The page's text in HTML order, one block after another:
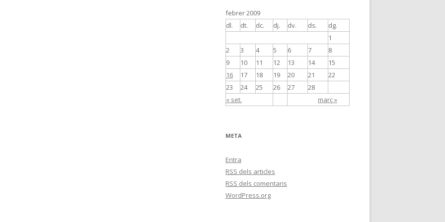
febrer 2009
dl.
dt. dc. dj. dv. ds. dg.
« set. març »
1
2
3 4 5 6 7
8
9
10 11 12 13 14
15
16
17 18 19 20 21
22
23
24 25 26 27 28
META
Entra
RSS dels articles
RSS dels comentaris
WordPress.org